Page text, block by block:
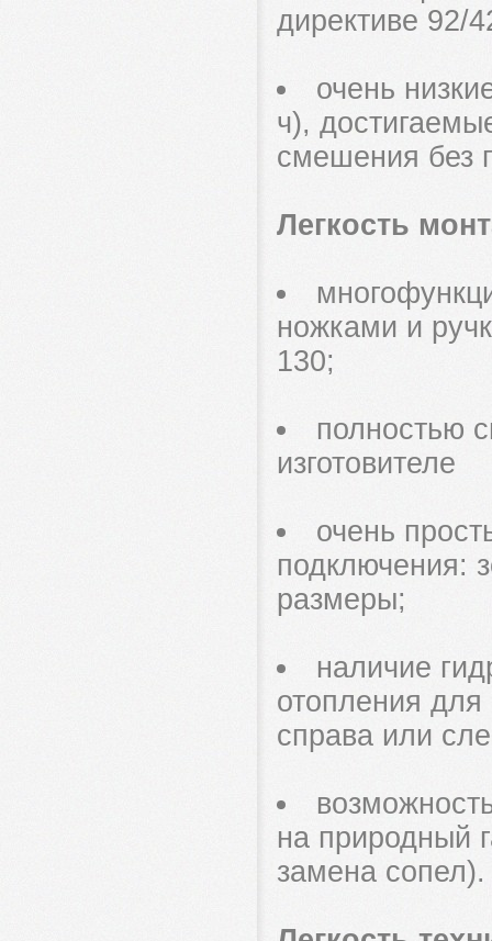
директиве 92/
очень
ч),
смешения без
Легкость
ножками и
130;
полностью
изготовителе
очень
подключения:
размеры;
наличие
отопления для
справа или
на природный
замена сопел).